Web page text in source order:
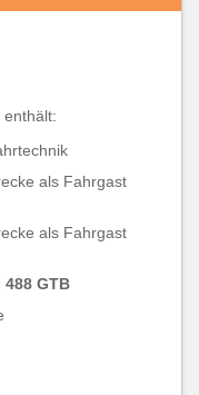
enthält:
als Fahrgast
als Fahrgast
488 GTB